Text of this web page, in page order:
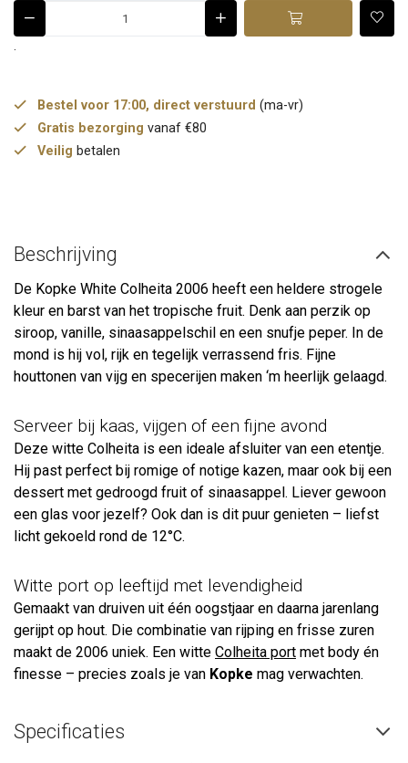
.
Bestel voor 17:00, direct verstuurd (ma-vr)
Gratis bezorging vanaf €80
Veilig betalen
Beschrijving
De Kopke White Colheita 2006 heeft een heldere strogele
kleur en barst van het tropische fruit. Denk aan perzik op
siroop, vanille, sinaasappelschil en een snufje peper. In de
mond is hij vol, rijk en tegelijk verrassend fris. Fijne
houttonen van vijg en specerijen maken ‘m heerlijk gelaagd.
Serveer bij kaas, vijgen of een fijne avond
Deze witte Colheita is een ideale afsluiter van een etentje.
Hij past perfect bij romige of notige kazen, maar ook bij een
dessert met gedroogd fruit of sinaasappel. Liever gewoon
een glas voor jezelf? Ook dan is dit puur genieten – liefst
licht gekoeld rond de 12°C.
Witte port op leeftijd met levendigheid
Gemaakt van druiven uit één oogstjaar en daarna jarenlang
gerijpt op hout. Die combinatie van rijping en frisse zuren
maakt de 2006 uniek. Een witte Colheita port met body én
finesse – precies zoals je van Kopke mag verwachten.
Specificaties